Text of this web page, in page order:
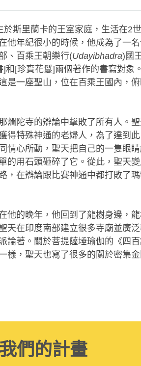
facebook
於斯里蘭卡的王室家庭，生活在2
他年紀很小的時候，他成為了一
、百乘王朝樂行(Udayibhadra)國
和[珍寶花鬘]兩個著作的書寫對象
是一座聖山，位在百乘王國內，
爛陀寺的辯論中擊敗了所有人。
得特殊神通的老婦人，為了達到
情心所動，聖天把自己的一隻眼
的用石頭砸碎了它。從此，聖天
，在辯論跟比賽神通中都打敗了瑪
他的晚年，他回到了龍樹身邊，
天在印度南部建立很多寺廟並廣
論著。關於菩提薩埵瑜伽的《四
樣，聖天也寫了很多的關於密集
們的計畫